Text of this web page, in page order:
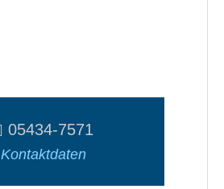
05434-7571
Kontaktdaten